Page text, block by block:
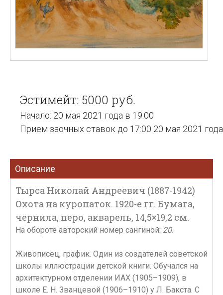
Эстимейт: 5000 руб.
Начало: 20 мая 2021 года в 19:00
Прием заочных ставок до 17:00 20 мая 2021 года
Описание
Тырса Николай Андреевич (1887-1942)
Охота на куропаток. 1920-е гг. Бумага,
чернила, перо, акварель, 14,5×19,2 см.
На обороте авторский номер сангиной: 20.
Живописец, график. Один из создателей советской
школы иллюстрации детской книги. Обучался на
архитектурном отделении ИАХ (1905–1909), в
школе Е. Н. Званцевой (1906–1910) у Л. Бакста. С